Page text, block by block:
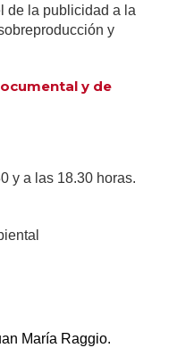
de la publicidad a la
y
y de
y a las 18.30 horas.
María Raggio.